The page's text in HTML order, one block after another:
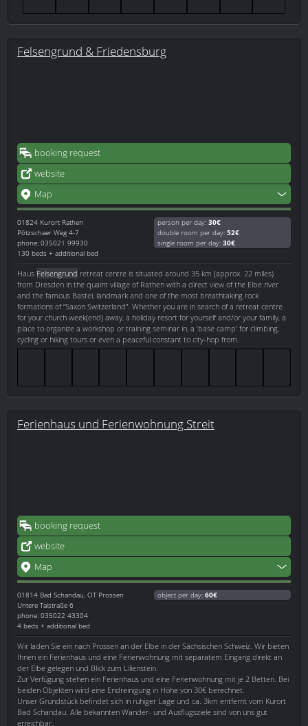
Felsengrund & Friedensburg
booking request
website
Map
01824 Kurort Rathen
Pötzschaer Weg 4-7
phone: 035021 99930
130 beds + additional bed
person per day: 30€
double room per day: 52€
single room per day: 30€
Haus Felsengrund retreat centre is situated around 35 km (approx. 22 miles)
from Dresden in the quaint village of Rathen with a direct view of the Elbe river
and the famous Bastei, landmark and one of the most breathtaking rock
formations of “Saxon Switzerland”. Whether you are in search of a retreat centre
for your church week(end) away, a holiday resort for yourself and/or your family, a
place to organize a workshop or training seminar in, a ‘base camp’ for climbing,
cycling or hiking tours or even a peaceful constant to city-hop from.
Ferienhaus und Ferienwohnung Streit
booking request
website
Map
01814 Bad Schandau, OT Prossen
Untere Talstraße 6
phone: 035022 43304
4 beds + additional bed
object per day: 60€
Wir laden Sie ein nach Prossen an der Elbe in der Sächsischen Schweiz. Wir bieten
Ihnen ein Ferienhaus und eine Ferienwohnung mit separatem Eingang direkt an
der Elbe gelegen und Blick zum Lilienstein.
Zur Verfügung stehen ein Ferienhaus und eine Ferienwohnung mit je 2 Betten. Bei
beiden Objekten wird eine Endreinigung in Höhe von 30€ berechnet.
Unser Grundstück befindet sich in ruhiger Lage und ca. 3km entfernt vom Kurort
Bad Schandau. Alle bekannten Wander- und Ausflugsziele sind von uns gut
erreichbar.